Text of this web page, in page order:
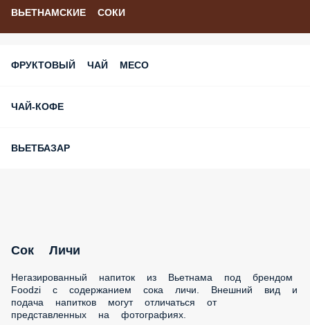
ВЬЕТНАМСКИЕ СОКИ
ФРУКТОВЫЙ ЧАЙ MECO
ЧАЙ-КОФЕ
ВЬЕТБАЗАР
Сок Личи
Негазированный напиток из Вьетнама под брендом Foodzi
с содержанием сока личи. Внешний вид и подача напитков
могут отличаться от представленных на фотографиях.
330 г.